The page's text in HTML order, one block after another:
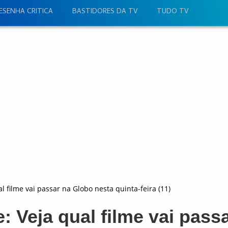
CRITICA BASTIDORES DA TV TUDO TV
filme vai passar na Globo nesta quinta-feira (11)
Veja qual filme vai